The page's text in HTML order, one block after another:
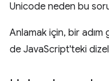
Unicode neden bu
Anlamak için, bir
de JavaScript'teki